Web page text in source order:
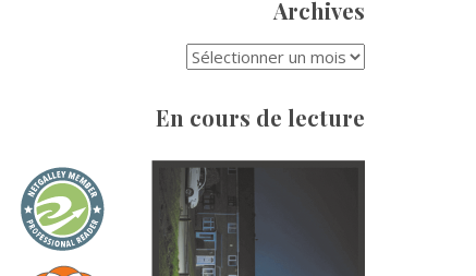
Archives
En cours de lecture